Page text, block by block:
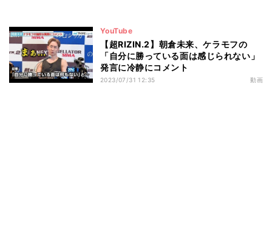
YouTube
【超RIZIN.2】朝倉未来、ケラモフの
「自分に勝っている面は感じられない」
発言に冷静にコメント
2023/07/31 12:35 動画